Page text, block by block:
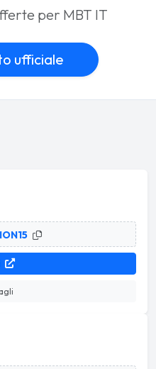
per MBT IT
ufficiale